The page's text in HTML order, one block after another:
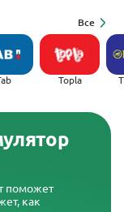
Все
Topla
поможет
как